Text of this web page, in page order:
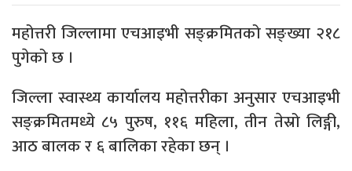
महोत्तरी जिल्लामा एचआइभी सङ्क्रमितको सङ्ख्या २१८
पुगेको छ ।
जिल्ला स्वास्थ्य कार्यालय महोत्तरीका अनुसार एचआइभी
सङ्क्रमितमध्ये ८५ पुरुष, ११६ महिला, तीन तेस्रो लिङ्गी,
आठ बालक र ६ बालिका रहेका छन् ।